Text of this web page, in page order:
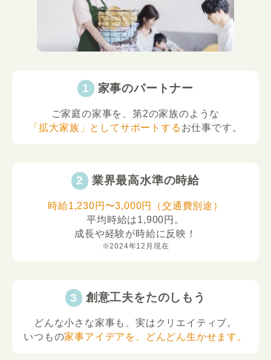
家事のパートナー
ご家庭の家事を、第2の家族のような
「拡大家族」としてサポートする お仕事です。
業界最高水準の時給
時給1,230円〜3,000円（交通費別途）
平均時給は1,900円。
成長や経験が時給に反映！
※2024年12月現在
創意工夫をたのしもう
どんな小さな家事も、実はクリエイティブ。
いつもの家事アイデアを、どんどん生かせます。